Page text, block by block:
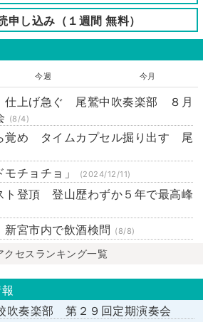
申し込み（１週間 無料）
今週 今月
上げ急ぐ 尾鷲中吹奏楽部 ８月
(8/4)
覚め タイムカプセル掘り出す 尾
チョチョ」 (2024/12/11)
ト登頂 登山歴わずか５年で最高峰
宮市内で飲酒検問 (8/8)
クセスランキング一覧
吹奏楽部 第２９回定期演奏会